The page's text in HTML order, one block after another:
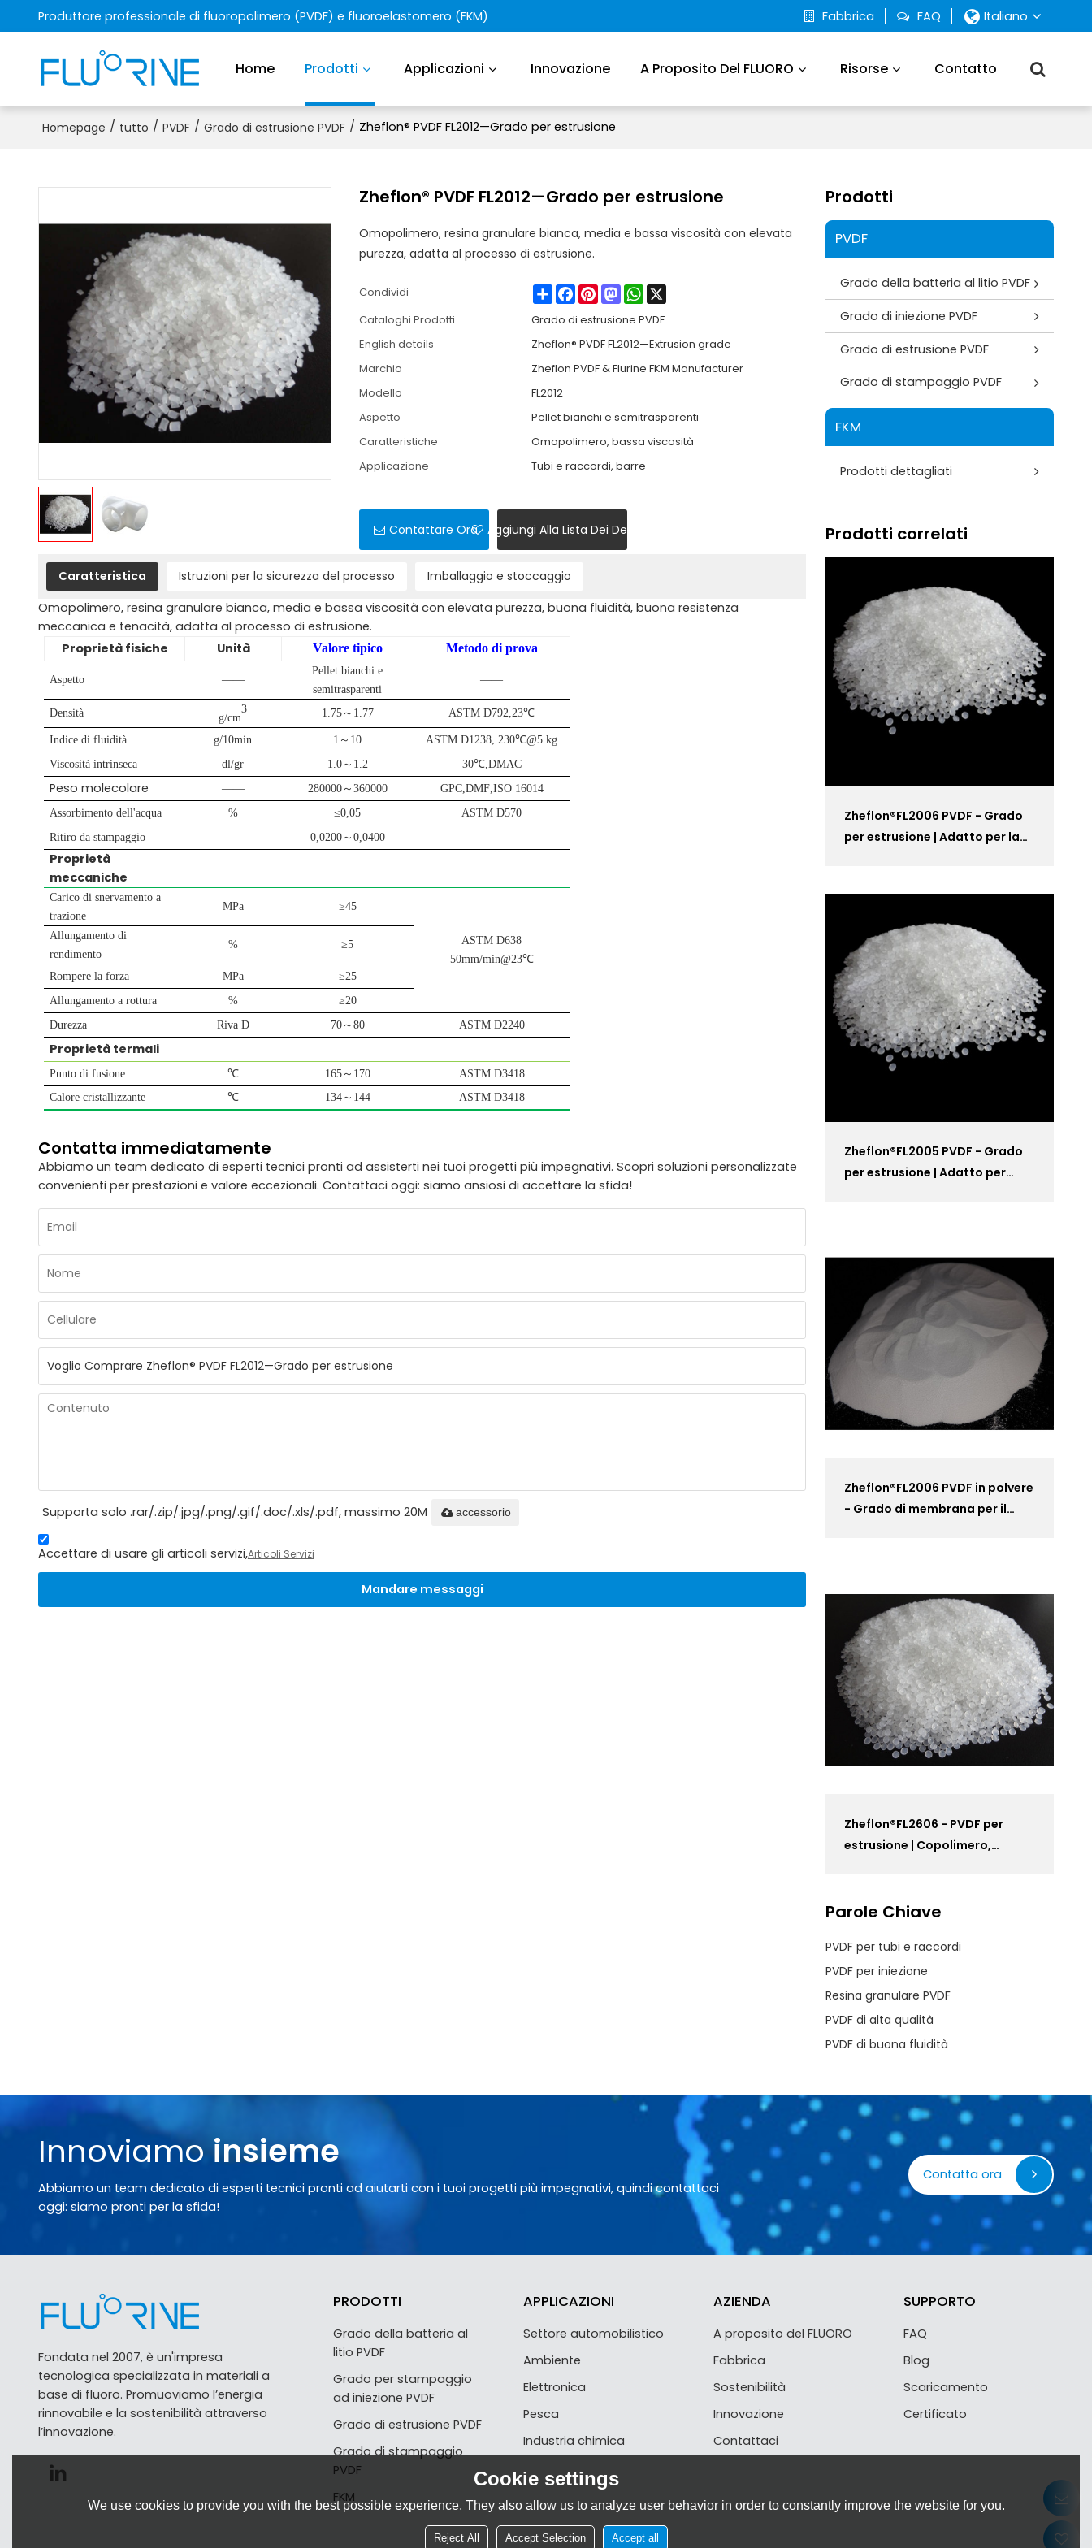
Produttore professionale di fluoropolimero (PVDF) e fluoroelastomero (FKM) Fabbrica FAQ Italiano
Home Prodotti Applicazioni Innovazione A Proposito Del FLUORO Risorse Contatto
Homepage / tutto / PVDF / Grado di estrusione PVDF / Zheflon® PVDF FL2012—Grado per estrusione
Zheflon® PVDF FL2012—Grado per estrusione
Omopolimero, resina granulare bianca, media e bassa viscosità con elevata
purezza, adatta al processo di estrusione.
Condividi ShareFacebook
PinterestMastodonWhatsApp
Cataloghi Prodotti
Grado di estrusione PVDF
English details
Zheflon® PVDF FL2012—Extrusion grade
Marchio
Zheflon PVDF & Flurine FKM Manufacturer
Modello
FL2012
Aspetto
Pellet bianchi e semitrasparenti
Caratteristiche
Omopolimero, bassa viscosità
Applicazione
Tubi e raccordi, barre
Contattare Ora Aggiungi Alla Lista Dei Desideri
Caratteristica Istruzioni per la sicurezza del processo
Imballaggio e stoccaggio
Omopolimero, resina granulare bianca, media e bassa viscosità con elevata purezza, buona fluidità, buona resistenza
meccanica e tenacità, adatta al processo di estrusione.
Proprietà fisiche
Unità Valore tipico Metodo di prova
Aspetto ——
Pellet bianchi e
semitrasparenti
——
Densità g/cm
3 1.75～ 1.77 ASTM D792,23℃
Indice di fluidità g/10min 1 ～ 10 ASTM D1238, 230℃@5 kg
Viscosità intrinseca
dl/gr 1.0～ 1.2 30℃,DMAC
Peso molecolare —— 280000～ 360000 GPC,DMF,ISO 16014
Assorbimento dell'acqua
% ≤0,05
ASTM D570
Ritiro da stampaggio
—— 0,0200～ 0,0400 ——
Proprietà
meccaniche
Carico di snervamento a
trazione
MPa ≥45
ASTM D638
50mm/min@23℃
Allungamento di
rendimento
% ≥5
Rompere la forza MPa ≥25
Allungamento a rottura
% ≥20
Durezza
Riva D 70～ 80 ASTM D2240
Proprietà termali
Punto di fusione ℃ 165～ 170
ASTM D3418
Calore cristallizzante
℃ 134～ 144 ASTM D3418
Contatta immediatamente
Abbiamo un team dedicato di esperti tecnici pronti ad assisterti nei tuoi progetti più impegnativi. Scopri soluzioni personalizzate
convenienti per prestazioni e valore eccezionali. Contattaci oggi: siamo ansiosi di accettare la sfida!
Supporta solo .rar/.zip/.jpg/.png/.gif/.doc/.xls/.pdf, massimo 20M accessorio
Accettare di usare gli articoli servizi,Articoli Servizi
Mandare messaggi
Prodotti
PVDF
Grado della batteria al litio PVDF
Grado di iniezione PVDF
Grado di estrusione PVDF
Grado di stampaggio PVDF
FKM
Prodotti dettagliati
Prodotti correlati
Zheflon®FL2006 PVDF - Grado
per estrusione | Adatto per la
Zheflon®FL2005 PVDF - Grado
per estrusione | Adatto per
Zheflon®FL2006 PVDF in polvere
- Grado di membrana per il
Zheflon®FL2606 - PVDF per
estrusione | Copolimero,
Parole Chiave
PVDF per tubi e raccordi
PVDF per iniezione
Resina granulare PVDF
PVDF di alta qualità
PVDF di buona fluidità
Innoviamoinsieme
Abbiamo un team dedicato di esperti tecnici pronti ad aiutarti con i tuoi progetti più impegnativi, quindi contattaci
oggi: siamo pronti per la sfida!
Contatta ora
Fondata nel 2007, è un'impresa
tecnologica specializzata in materiali a
base di fluoro. Promuoviamo l’energia
rinnovabile e la sostenibilità attraverso
l’innovazione.
PRODOTTI
Grado della batteria al
litio PVDF
Grado per stampaggio
ad iniezione PVDF
Grado di estrusione PVDF
Grado di stampaggio
PVDF
FKM
APPLICAZIONI
Settore automobilistico
Ambiente
Elettronica
Pesca
Industria chimica
AZIENDA
A proposito del FLUORO
Fabbrica
Sostenibilità
Innovazione
Contattaci
SUPPORTO
FAQ
Blog
Scaricamento
Certificato
Cookie settings
We use cookies to provide you with the best possible experience. They also allow us to analyze user behavior in order to constantly improve the website for you.
Reject All Accept Selection Accept all